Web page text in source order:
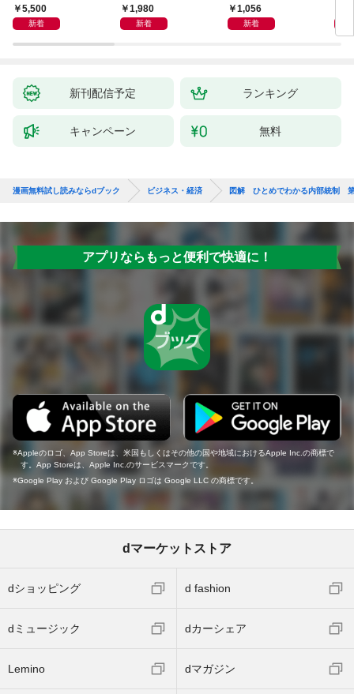
5,500
新着
よう1,980
新着
化」が街を壊す
1,056
新着
イ
果
新刊配信予定 ランキング
キャンペーン 無料
漫画無料試し読みならdブック ビジネス・経済 図解 ひとめでわかる内部統制
アプリならもっと便利で快適に！
Appleのロゴ、App Storeは、米国もしくはその他の国や地域におけるApple Inc.の商標で
す。App Storeは、Apple Inc.のサービスマークです。
Google Play および Google Play ロゴは Google LLC の商標です。
dマーケットストア
dショッピング d fashion
dミュージック dカーシェア
Lemino dマガジン